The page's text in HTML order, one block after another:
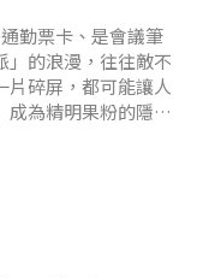
勤票卡、是會議筆
」的浪漫，往往敵不
片碎屏，都可能讓人
成為精明果粉的隱形
多到讓人眼花，從
盡有，你可能會好